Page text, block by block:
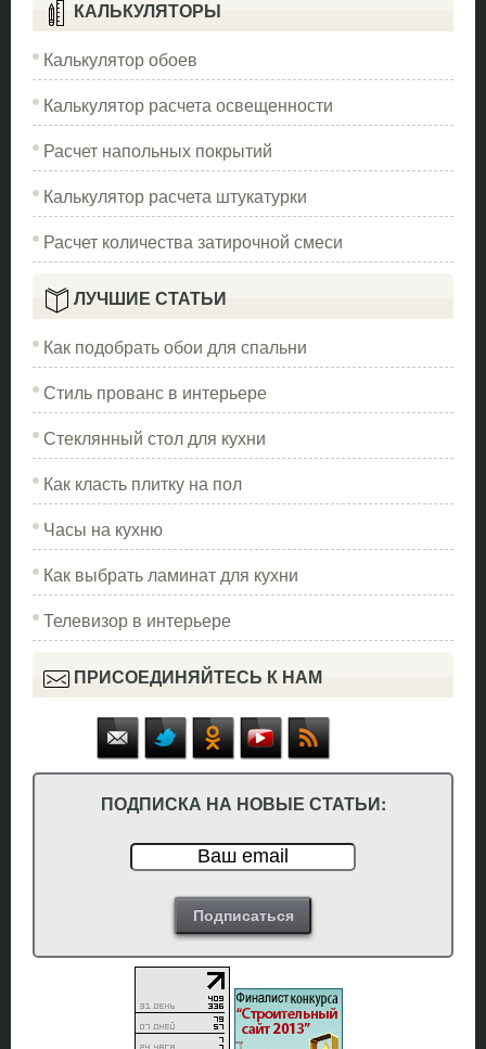
КАЛЬКУЛЯТОРЫ
Калькулятор обоев
Калькулятор расчета освещенности
Расчет напольных покрытий
Калькулятор расчета штукатурки
Расчет количества затирочной смеси
ЛУЧШИЕ СТАТЬИ
Как подобрать обои для спальни
Стиль прованс в интерьере
Стеклянный стол для кухни
Как класть плитку на пол
Часы на кухню
Как выбрать ламинат для кухни
Телевизор в интерьере
ПРИСОЕДИНЯЙТЕСЬ К НАМ
ПОДПИСКА НА НОВЫЕ СТАТЬИ: